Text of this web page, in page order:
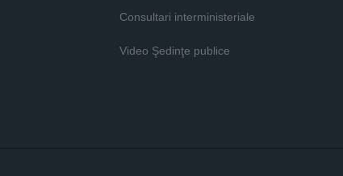
Consultari interministeriale
Video Şedinţe publice